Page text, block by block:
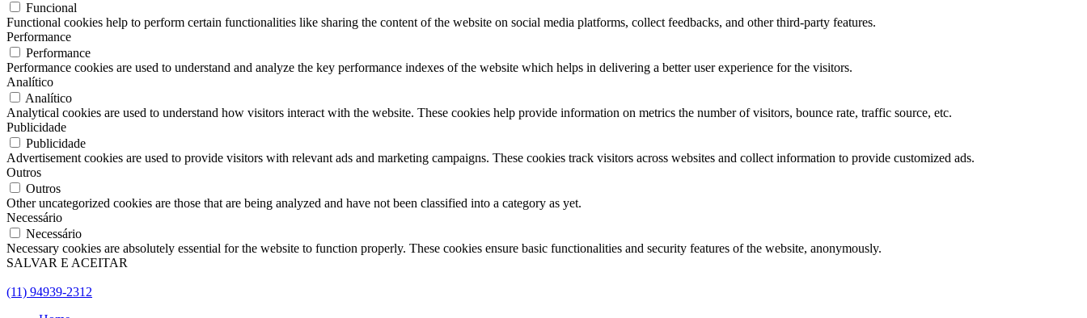
Funcional
Functional cookies help to perform certain functionalities like sharing the content of the website on social media platforms, collect feedbacks, and other third-party features.
Performance
Performance
Performance cookies are used to understand and analyze the key performance indexes of the website which helps in delivering a better user experience for the visitors.
Analítico
Analítico
Analytical cookies are used to understand how visitors interact with the website. These cookies help provide information on metrics the number of visitors, bounce rate, traffic source, etc.
Publicidade
Publicidade
Advertisement cookies are used to provide visitors with relevant ads and marketing campaigns. These cookies track visitors across websites and collect information to provide customized ads.
Outros
Outros
Other uncategorized cookies are those that are being analyzed and have not been classified into a category as yet.
Necessário
Necessário
Necessary cookies are absolutely essential for the website to function properly. These cookies ensure basic functionalities and security features of the website, anonymously.
SALVAR E ACEITAR
(11) 94939-2312